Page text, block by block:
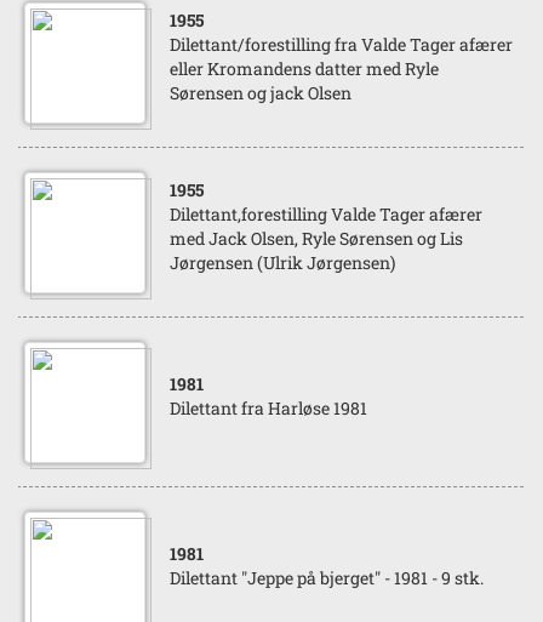
1955
Dilettant/forestilling fra Valde Tager afærer
eller Kromandens datter med Ryle
Sørensen og jack Olsen
1955
Dilettant,forestilling Valde Tager afærer
med Jack Olsen, Ryle Sørensen og Lis
Jørgensen (Ulrik Jørgensen)
1981
Dilettant fra Harløse 1981
1981
Dilettant "Jeppe på bjerget" - 1981 - 9 stk.